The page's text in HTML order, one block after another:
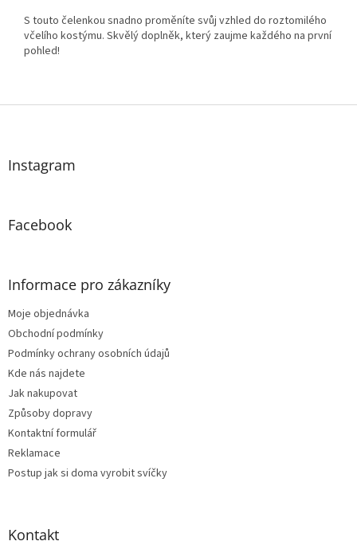
S touto čelenkou snadno proměníte svůj vzhled do roztomilého
včelího kostýmu. Skvělý doplněk, který zaujme každého na první
pohled!
Z
Instagram
Facebook
Informace pro zákazníky
Moje objednávka
Obchodní podmínky
Podmínky ochrany osobních údajů
Kde nás najdete
Jak nakupovat
Způsoby dopravy
Kontaktní formulář
Reklamace
Postup jak si doma vyrobit svíčky
Kontakt